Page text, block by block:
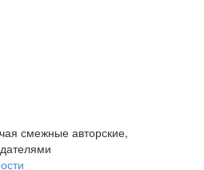
смежные авторские,